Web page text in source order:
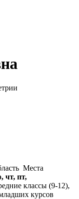
Места
чт, пт,
классы (9-12),
курсов